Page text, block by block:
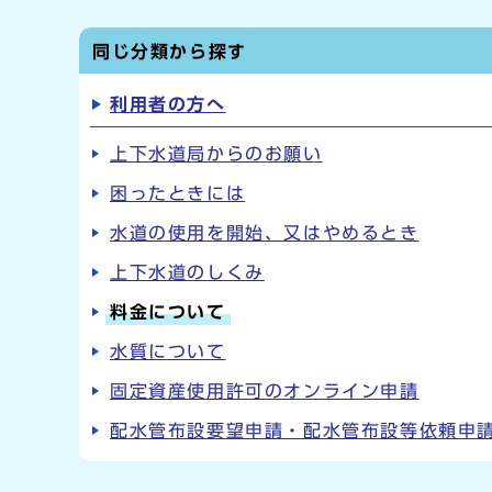
同じ分類から探す
利用者の方へ
上下水道局からのお願い
困ったときには
水道の使用を開始、又はやめるとき
上下水道のしくみ
料金について
水質について
固定資産使用許可のオンライン申請
配水管布設要望申請・配水管布設等依頼申